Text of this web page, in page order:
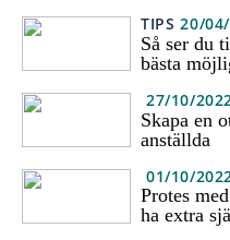
TIPS 20/
Så ser du
bästa
27/10/
Skapa en
anställda
01/10/
Protes
ha extra